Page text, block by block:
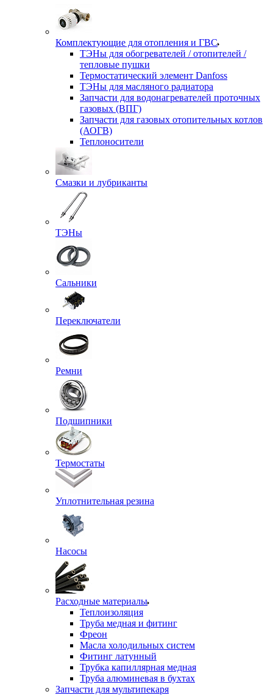
Комплектующие для отопления и ГВС
ТЭНы для обогревателей / отопителей /
тепловые пушки
Термостатический элемент Danfoss
ТЭНы для масляного радиатора
Запчасти для водонагревателей проточных
газовых (ВПГ)
Запчасти для газовых отопительных котлов
(АОГВ)
Теплоносители
Смазки и лубриканты
ТЭНы
Сальники
Переключатели
Ремни
Подшипники
Термостаты
Уплотнительная резина
Насосы
Расходные материалы
Теплоизоляция
Труба медная и фитинг
Фреон
Масла холодильных систем
Фитинг латунный
Трубка капиллярная медная
Труба алюминевая в бухтах
Запчасти для мультипекаря